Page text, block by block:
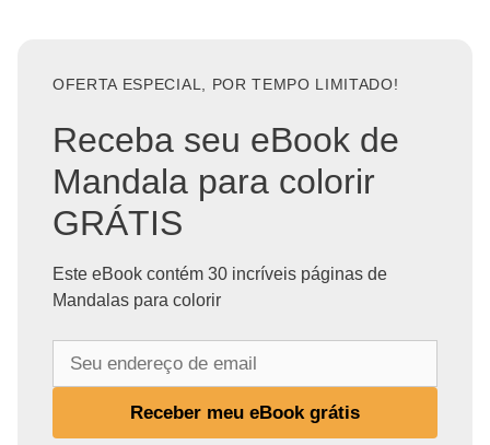
OFERTA ESPECIAL, POR TEMPO LIMITADO!
Receba seu eBook de
Mandala para colorir
GRÁTIS
Este eBook contém 30 incríveis páginas de
Mandalas para colorir
Receber meu eBook grátis